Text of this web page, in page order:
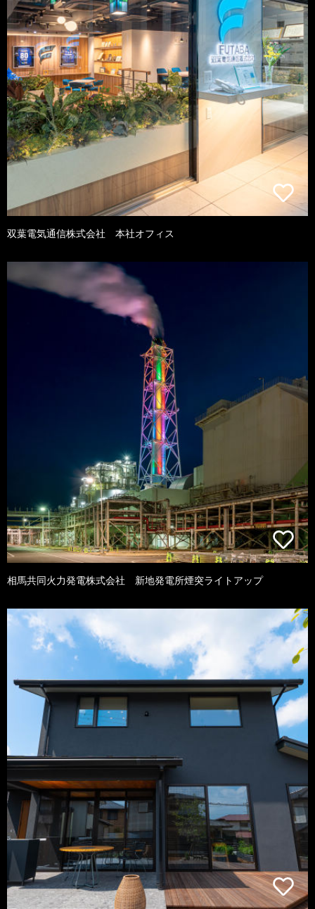
双葉電気通信株式会社 本社オフィス
相馬共同火力発電株式会社 新地発電所煙突ライトアップ